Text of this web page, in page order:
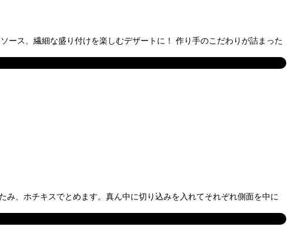
ース、繊細な盛り付けを楽しむデザートに！ 作り手のこだわりが詰まった
、ホチキスでとめます。真ん中に切り込みを入れてそれぞれ側面を中に